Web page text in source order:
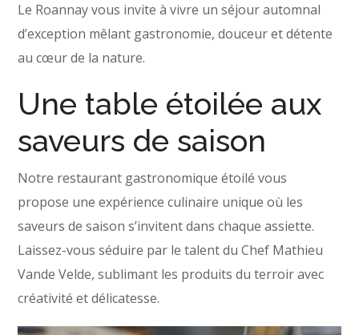
Le Roannay vous invite à vivre un séjour automnal
d’exception mêlant gastronomie, douceur et détente
au cœur de la nature.
Une table étoilée aux
saveurs de saison
Notre restaurant gastronomique étoilé vous
propose une expérience culinaire unique où les
saveurs de saison s’invitent dans chaque assiette.
Laissez-vous séduire par le talent du Chef Mathieu
Vande Velde, sublimant les produits du terroir avec
créativité et délicatesse.